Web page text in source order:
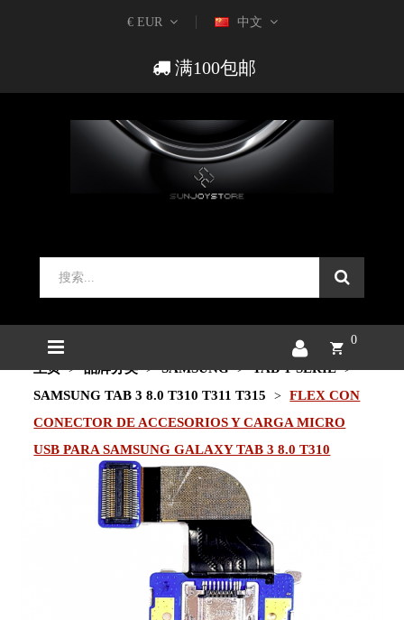
€ EUR 中文
满100包邮
0
主页 品牌分类 SAMSUNG
TAB T SERIE
SAMSUNG TAB 3 8.0 T310 T311 T315
FLEX CON
CONECTOR DE ACCESORIOS Y CARGA MICRO
USB PARA SAMSUNG GALAXY TAB 3 8.0 T310